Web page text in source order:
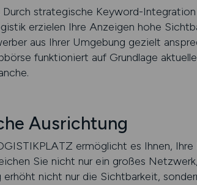
strategische Keyword-
erzielen Ihre Anzeigen hohe
aus Ihrer Umgebung gezielt
funktioniert auf Grundlage
Ausrichtung
ermöglicht es Ihnen, Ihre
Sie nicht nur ein großes
nicht nur die Sichtbarkeit,